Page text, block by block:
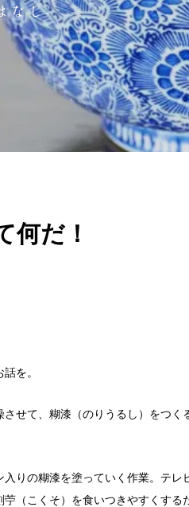
なし-
何だ！
を。
せて、 糊漆（のりうるし）をつく
りの糊漆を塗っていく作業。 テレ
苧 （こくそ）を食いつきやすくする